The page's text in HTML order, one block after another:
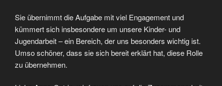
Sie übernimmt die Aufgabe mit viel Engagement und
kümmert sich insbesondere um unsere Kinder- und
Jugendarbeit – ein Bereich, der uns besonders wichtig ist.
Umso schöner, dass sie sich bereit erklärt hat, diese Rolle
zu übernehmen.